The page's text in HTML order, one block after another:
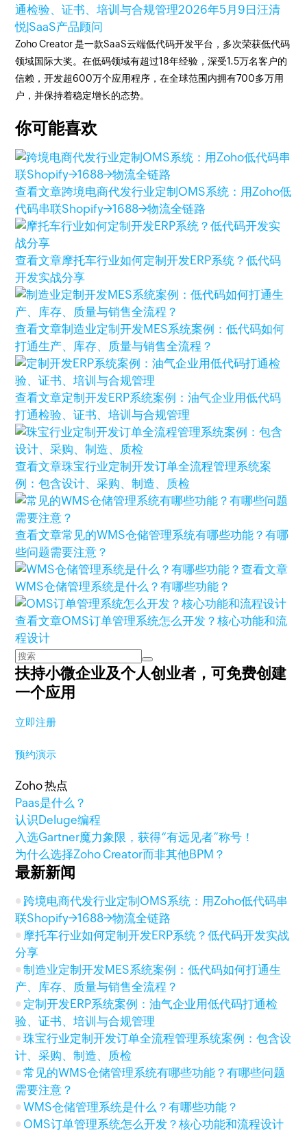
通检验、证书、培训与合规管理2026年5月9日汪清
悦|SaaS产品顾问
Zoho Creator 是一款SaaS云端低代码开发平台，多次荣获低代码
领域国际大奖。在低码领域有超过18年经验，深受1.5万名客户的
信赖，开发超600万个应用程序，在全球范围内拥有700多万用
户，并保持着稳定增长的态势。
你可能喜欢
查看文章跨境电商代发行业定制OMS系统：用Zoho低
代码串联Shopify→1688→物流全链路
查看文章摩托车行业如何定制开发ERP系统？低代码
开发实战分享
查看文章制造业定制开发MES系统案例：低代码如何
打通生产、库存、质量与销售全流程？
查看文章定制开发ERP系统案例：油气企业用低代码
打通检验、证书、培训与合规管理
查看文章珠宝行业定制开发订单全流程管理系统案
例：包含设计、采购、制造、质检
查看文章常见的WMS仓储管理系统有哪些功能？有哪
些问题需要注意？
查看文章
WMS仓储管理系统是什么？有哪些功能？
查看文章OMS订单管理系统怎么开发？核心功能和流
程设计
扶持小微企业及个人创业者，可免费创建
一个应用
立即注册
预约演示
Zoho 热点
Paas是什么？
认识Deluge编程
入选Gartner魔力象限，获得“有远见者”称号！
为什么选择Zoho Creator而非其他BPM？
最新新闻
跨境电商代发行业定制OMS系统：用Zoho低代码串
联Shopify→1688→物流全链路
摩托车行业如何定制开发ERP系统？低代码开发实战
分享
制造业定制开发MES系统案例：低代码如何打通生
产、库存、质量与销售全流程？
定制开发ERP系统案例：油气企业用低代码打通检
验、证书、培训与合规管理
珠宝行业定制开发订单全流程管理系统案例：包含设
计、采购、制造、质检
常见的WMS仓储管理系统有哪些功能？有哪些问题
需要注意？
WMS仓储管理系统是什么？有哪些功能？
OMS订单管理系统怎么开发？核心功能和流程设计